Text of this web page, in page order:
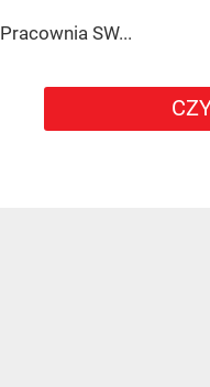
Pracownia SW...